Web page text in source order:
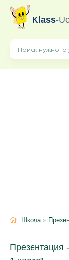
Klass-
Школа»
Презентация